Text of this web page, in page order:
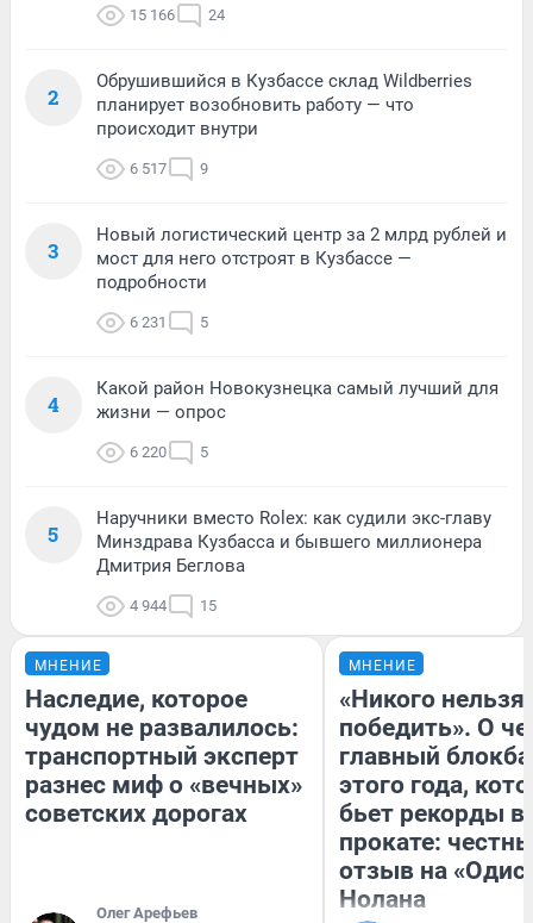
15 166 24
2
Обрушившийся в Кузбассе склад Wildberries
планирует возобновить работу — что
происходит внутри
6 517 9
3
Новый логистический центр за 2 млрд рублей и
мост для него отстроят в Кузбассе —
подробности
6 231 5
4
Какой район Новокузнецка самый лучший для
жизни — опрос
6 220 5
5
Наручники вместо Rolex: как судили экс-главу
Минздрава Кузбасса и бывшего миллионера
Дмитрия Беглова
4 944 15
МНЕНИЕ
Наследие, которое
чудом не развалилось:
транспортный эксперт
разнес миф о «вечных»
советских дорогах
Олег Арефьев
МНЕНИЕ
«Никого нельзя
победить». О
главный
этого года,
бьет рекорды в
прокате:
отзыв на
Нолана